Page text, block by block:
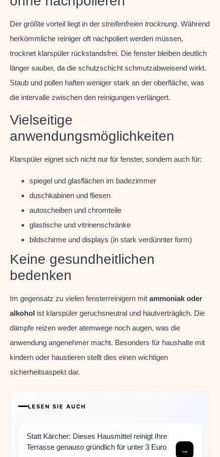
Der größte vorteil liegt in der streifenfreien trocknung. Während
herkömmliche reiniger oft nachpoliert werden müssen,
trocknet klarspüler rückstandsfrei. Die fenster bleiben deutlich
länger sauber, da die schutzschicht schmutzabweisend wirkt.
Staub und pollen haften weniger stark an der oberfläche, was
die intervalle zwischen den reinigungen verlängert.
Vielseitige
anwendungsmöglichkeiten
Klarspüler eignet sich nicht nur für fenster, sondern auch für:
spiegel und glasflächen im badezimmer
duschkabinen und fliesen
autoscheiben und chromteile
glastische und vitrinenschränke
bildschirme und displays (in stark verdünnter form)
Keine gesundheitlichen
bedenken
Im gegensatz zu vielen fensterreinigern mit ammoniak oder
alkohol ist klarspüler geruchsneutral und hautverträglich. Die
dämpfe reizen weder atemwege noch augen, was die
anwendung angenehmer macht. Besonders für haushalte mit
kindern oder haustieren stellt dies einen wichtigen
sicherheitsaspekt dar.
LESEN SIE AUCH
Statt Kärcher: Dieses Hausmittel reinigt Ihre
Terrasse genauso gründlich für unter 3 Euro
→